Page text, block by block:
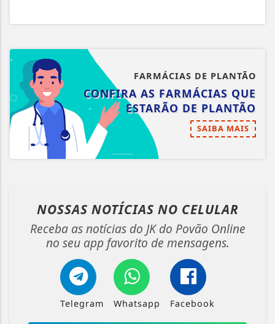
FARMÁCIAS DE PLANTÃO
CONFIRA AS FARMÁCIAS QUE
ESTARÃO DE PLANTÃO
SAIBA MAIS
NOSSAS NOTÍCIAS NO CELULAR
Receba as notícias do JK do Povão Online
no seu app favorito de mensagens.
Telegram Whatsapp Facebook